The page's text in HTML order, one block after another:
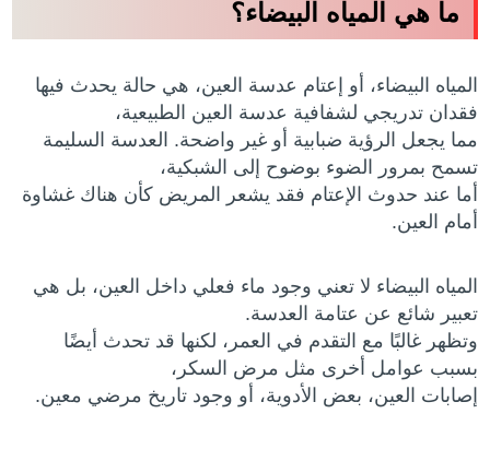
ما هي المياه البيضاء؟
المياه البيضاء، أو إعتام عدسة العين، هي حالة يحدث فيها
فقدان تدريجي لشفافية عدسة العين الطبيعية،
مما يجعل الرؤية ضبابية أو غير واضحة. العدسة السليمة
تسمح بمرور الضوء بوضوح إلى الشبكية،
أما عند حدوث الإعتام فقد يشعر المريض كأن هناك غشاوة
أمام العين.
المياه البيضاء لا تعني وجود ماء فعلي داخل العين، بل هي
تعبير شائع عن عتامة العدسة.
وتظهر غالبًا مع التقدم في العمر، لكنها قد تحدث أيضًا
بسبب عوامل أخرى مثل مرض السكر،
إصابات العين، بعض الأدوية، أو وجود تاريخ مرضي معين.